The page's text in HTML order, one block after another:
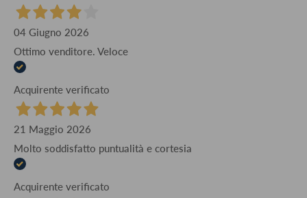
04 Giugno 2026
Ottimo venditore. Veloce
Acquirente verificato
21 Maggio 2026
Molto soddisfatto puntualità e cortesia
Acquirente verificato